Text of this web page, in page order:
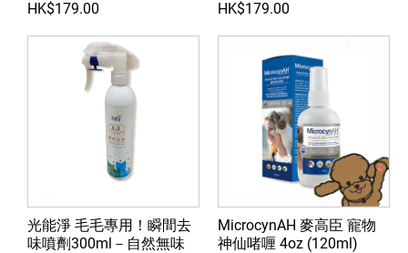
HK$179.00
HK$179.00
光能淨 毛毛專用！瞬間去
味噴劑300ml－自然無味
MicrocynAH 麥高臣 寵物
神仙啫喱 4oz (120ml)